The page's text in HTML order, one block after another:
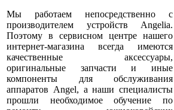
Мы работаем непосредственно с
производителем устройств Angelia.
Поэтому в сервисном центре нашего
интернет-магазина всегда имеются
качественные аксессуары,
оригинальные запчасти и иные
компоненты для обслуживания
аппаратов Angel, а наши специалисты
прошли необходимое обучение по